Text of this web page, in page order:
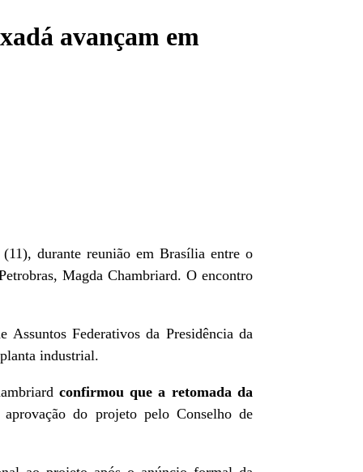
avançam em
durante reunião em Brasília entre o
Magda Chambriard. O encontro
Federativos da Presidência da
industrial.
confirmou que a retomada da
do projeto pelo Conselho de